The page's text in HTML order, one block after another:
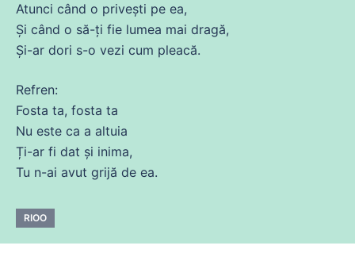
Atunci când o privești pe ea,
Și când o să-ți fie lumea mai dragă,
Și-ar dori s-o vezi cum pleacă.
Refren:
Fosta ta, fosta ta
Nu este ca a altuia
Ți-ar fi dat și inima,
Tu n-ai avut grijă de ea.
RIOO